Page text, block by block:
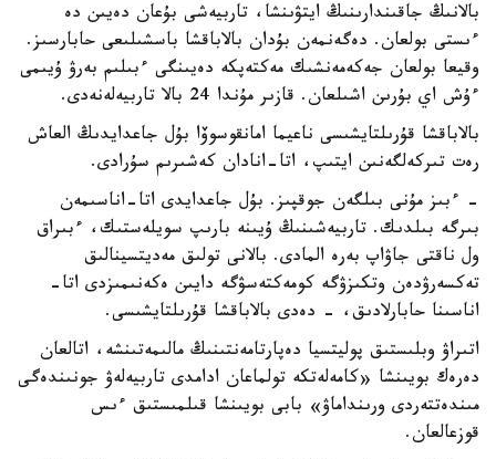
بالانىڭ جاقىندارىنىڭ ايتۋىنشا، تاربيەشى بۇعان دەيىن دە
ءىستى بولعان. دەگەنمەن بۇدان بالاباقشا باسشىلىعى حابارسىز.
وقيعا بولعان جەكەمەنشىك مەكتەپكە دەيىنگى ءبىلىم بەرۋ ۇيىمى
ءۇش اي بۇرىن اشىلعان. قازىر مۇندا 24 بالا تاربيەلەنەدى.
بالاباقشا قۇرىلتايشىسى ناعيما امانقوسوۆا بۇل جاعدايدىڭ العاش
رەت تىركەلگەنىن ايتىپ، اتا-انادان كەشىرىم سۇرادى.
- ءبىز مۇنى بىلگەن جوقپىز. بۇل جاعدايدى اتا-اناسىمەن
بىرگە بىلدىك. تاربيەشىنىڭ ۇيىنە بارىپ سويلەستىك، ءبىراق
ول ناقتى جاۋاپ بەرە المادى. بالانى تولىق مەديتسينالىق
تەكسەرۋدەن وتكىزۋگە كومەكتەسۋگە دايىن ەكەنىمىزدى اتا-
اناسىنا حابارلادىق، - دەدى بالاباقشا قۇرىلتايشىسى.
اتىراۋ وبلىستىق پوليتسيا دەپارتامەنتىنىڭ مالىمەتىنشە، اتالعان
دەرەك بويىنشا «كامەلەتكە تولماعان ادامدى تاربيەلەۋ جونىندەگى
مىندەتتەردى ورىنداماۋ» بابى بويىنشا قىلمىستىق ءىس
قوزعالعان.